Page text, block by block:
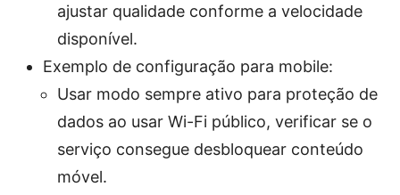
ajustar qualidade conforme a velocidade
disponível.
Exemplo de configuração para mobile:
Usar modo sempre ativo para proteção de
dados ao usar Wi-Fi público, verificar se o
serviço consegue desbloquear conteúdo
móvel.